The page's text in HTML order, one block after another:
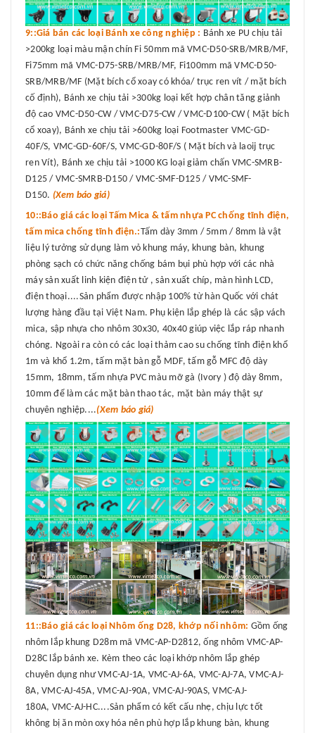
9::Giá bán các loại Bánh xe công nghiệp : Bánh xe PU chịu tải
>200kg loại màu mận chín Fi 50mm mã VMC-D50-SRB/MRB/MF,
Fi75mm mã VMC-D75-SRB/MRB/MF, Fi100mm mã VMC-D50-
SRB/MRB/MF (Mặt bích cổ xoay có khóa/ trục ren vít / mặt bích
cố định), Bánh xe chịu tải >300kg loại kết hợp chân tăng giảnh
độ cao VMC-D50-CW / VMC-D75-CW / VMC-D100-CW ( Mặt bích
cổ xoay), Bánh xe chịu tải >600kg loại Footmaster VMC-GD-
40F/S, VMC-GD-60F/S, VMC-GD-80F/S ( Mặt bích và laoij trục
ren Vít), Bánh xe chịu tải >1000 KG loại giảm chấn VMC-SMRB-
D125 / VMC-SMRB-D150 / VMC-SMF-D125 / VMC-SMF-
D150. (Xem báo giá)
10::Báo giá các loại Tấm Mica & tấm nhựa PC chống tĩnh điện,
tấm mica chống tĩnh điện.:Tấm dày 3mm / 5mm / 8mm là vật
liệu lý tưởng sử dụng làm vỏ khung máy, khung bàn, khung
phòng sạch có chức năng chống bám bụi phù hợp với các nhà
máy sản xuất linh kiện điện tử , sản xuất chíp, màn hình LCD,
điện thoại....Sản phẩm được nhập 100% từ hàn Quốc với chát
lượng hàng đầu tại Việt Nam. Phụ kiện lắp ghép là các sập vách
mica, sập nhựa cho nhôm 30x30, 40x40 giúp việc lắp ráp nhanh
chóng. Ngoài ra còn có các loại thảm cao su chống tĩnh điện khổ
1m và khổ 1.2m, tấm mặt bàn gỗ MDF, tấm gỗ MFC độ dày
15mm, 18mm, tấm nhựa PVC màu mỡ gà (Ivory ) độ dày 8mm,
10mm để làm các mặt bàn thao tác, mặt bàn máy thật sự
chuyên nghiệp....(Xem báo giá)
11::Báo giá các loại Nhôm ống D28, khớp nối nhôm: Gồm ống
nhôm lắp khung D28m mã VMC-AP-D2812, ống nhôm VMC-AP-
D28C lắp bánh xe. Kèm theo các loại khớp nhôm lắp ghép
chuyên dụng như VMC-AJ-1A, VMC-AJ-6A, VMC-AJ-7A, VMC-AJ-
8A, VMC-AJ-45A, VMC-AJ-90A, VMC-AJ-90AS, VMC-AJ-
180A, VMC-AJ-HC....Sản phẩm có kết cấu nhẹ, chịu lực tốt
không bị ăn mòn oxy hóa nên phù hợp lắp khung bàn, khung